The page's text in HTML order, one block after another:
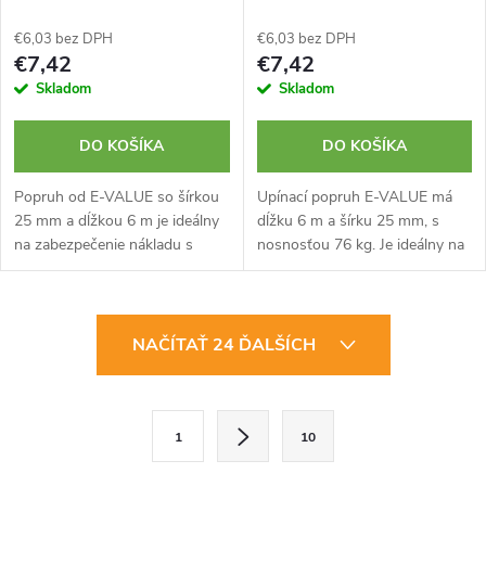
€6,03 bez DPH
€7,42
Skladom
DO KOŠÍKA
Popruh od E-VALUE so šírkou
25 mm a dĺžkou 6 m je ideálny
na zabezpečenie nákladu s
ľahkosťou vďaka tomuto
prackou. Maximálna pracovná
€6,03 bez DPH
€7,42
Skladom
DO KOŠÍKA
Upínací popruh E-VALUE má
dĺžku 6 m a šírku 25 mm, s
nosnosťou 76 kg. Je ideálny na
jednoduché zabezpečenie
NAČÍTAŤ 24 ĎALŠÍCH
1 10